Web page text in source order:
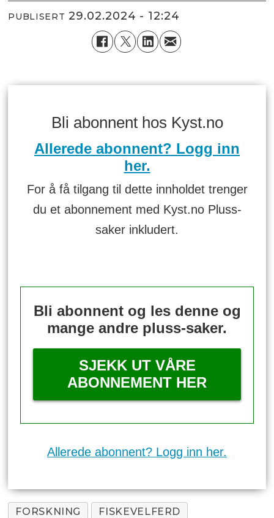
PUBLISERT 29.02.2024 - 12:24
Bli abonnent hos Kyst.no
Allerede abonnent? Logg inn
her.
For å få tilgang til dette innholdet trenger
du et abonnement med Kyst.no Pluss-
saker inkludert.
Bli abonnent og les denne og
mange andre pluss-saker.
SJEKK UT VÅRE
ABONNEMENT HER
Allerede abonnent? Logg inn her.
FORSKNING
FISKEVELFERD